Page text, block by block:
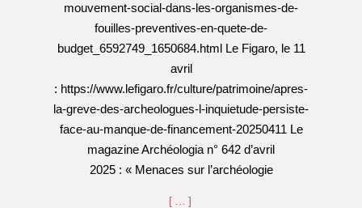
mouvement-social-dans-les-organismes-de-
fouilles-preventives-en-quete-de-
budget_6592749_1650684.html Le Figaro, le 11
avril
: https://www.lefigaro.fr/culture/patrimoine/apres-
la-greve-des-archeologues-l-inquietude-persiste-
face-au-manque-de-financement-20250411 Le
magazine Archéologia n° 642 d’avril
2025 : « Menaces sur l’archéologie
[…]